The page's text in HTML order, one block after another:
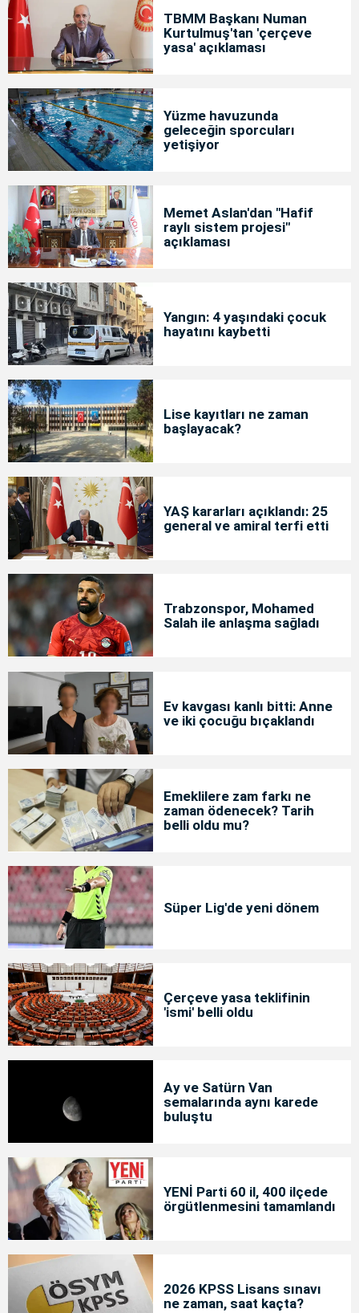
TBMM Başkanı Numan
Kurtulmuş'tan 'çerçeve
yasa' açıklaması
Yüzme havuzunda
geleceğin sporcuları
yetişiyor
Memet Aslan'dan "Hafif
raylı sistem projesi"
açıklaması
Yangın: 4 yaşındaki çocuk
hayatını kaybetti
Lise kayıtları ne zaman
başlayacak?
YAŞ kararları açıklandı: 25
general ve amiral terfi etti
Trabzonspor, Mohamed
Salah ile anlaşma sağladı
Ev kavgası kanlı bitti: Anne
ve iki çocuğu bıçaklandı
Emeklilere zam farkı ne
zaman ödenecek? Tarih
belli oldu mu?
Süper Lig'de yeni dönem
Çerçeve yasa teklifinin
'ismi' belli oldu
Ay ve Satürn Van
semalarında aynı karede
buluştu
YENİ Parti 60 il, 400 ilçede
örgütlenmesini tamamlandı
2026 KPSS Lisans sınavı
ne zaman, saat kaçta?